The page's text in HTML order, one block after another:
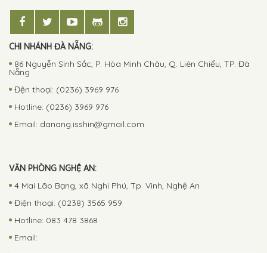
CHI NHÁNH ĐÀ NẴNG:
86 Nguyễn Sinh Sắc, P. Hòa Minh Châu, Q. Liên Chiểu, TP. Đà
Nẵng
Đện thoại: (0236) 3969 976
Hotline: (0236) 3969 976
Email: danang.isshin@gmail.com
VĂN PHÒNG NGHỆ AN:
4 Mai Lão Bạng, xã Nghi Phú, Tp. Vinh, Nghệ An
Điện thoại: (0238) 3565 959
Hotline: 083 478 3868
Email: